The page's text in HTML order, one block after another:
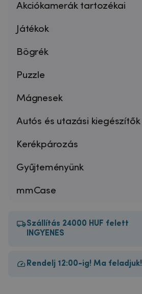
Akciókamerák tartozékai
Játékok
Bögrék
Puzzle
Mágnesek
Autós és utazási kiegészítők
Kerékpározás
Gyűjteményünk
mmCase
Szállítás 24000 HUF felett
INGYENES
Rendelj 12:00-ig! Ma feladjuk!